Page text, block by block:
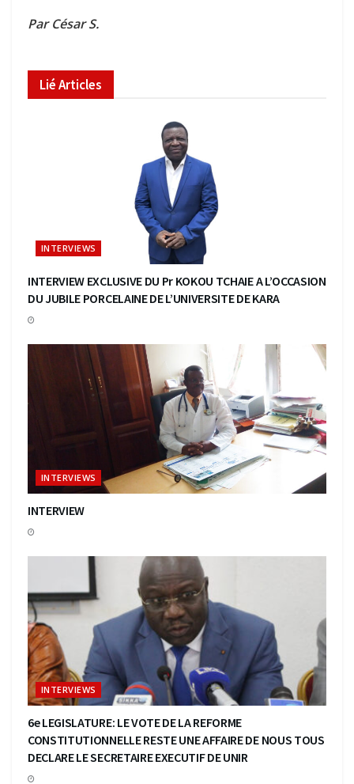
Par César S.
LiéArticles
INTERVIEWS
INTERVIEW EXCLUSIVE DU Pr KOKOU TCHAIE A L’OCCASION
DU JUBILE PORCELAINE DE L’UNIVERSITE DE KARA
INTERVIEWS
INTERVIEW
INTERVIEWS
6e LEGISLATURE: LE VOTE DE LA REFORME
CONSTITUTIONNELLE RESTE UNE AFFAIRE DE NOUS TOUS
DECLARE LE SECRETAIRE EXECUTIF DE UNIR